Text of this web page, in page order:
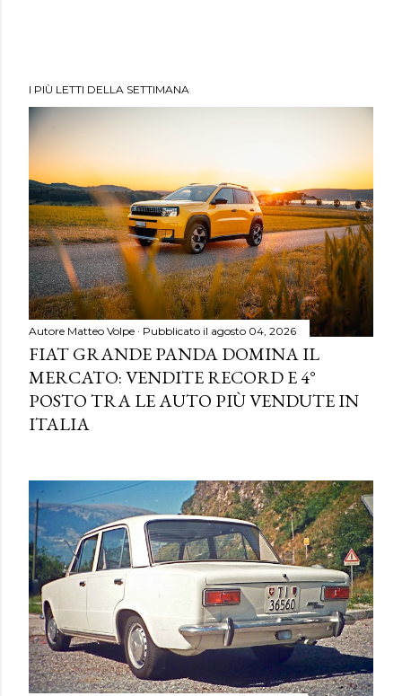
I PIÙ LETTI DELLA SETTIMANA
Autore Matteo Volpe Pubblicato il agosto 04, 2026
FIAT GRANDE PANDA DOMINA IL
MERCATO: VENDITE RECORD E 4°
POSTO TRA LE AUTO PIÙ VENDUTE IN
ITALIA